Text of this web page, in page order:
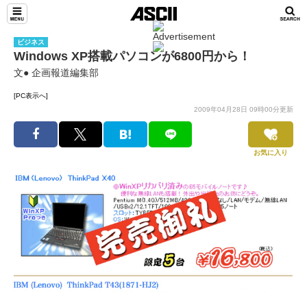
ビジネス
Windows XP搭載パソコンが6800円から！
文● 企画報道編集部
[PC表示へ]
2009年04月28日 09時00分更新
お気に入り